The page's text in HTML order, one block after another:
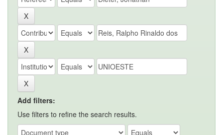
Add filters:
Use filters to refine the search results.